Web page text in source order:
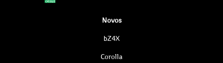
Novos
bZ4X
Corolla